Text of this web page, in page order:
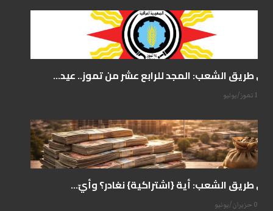
على طريق الشعب: المجد للرابع عشر من تموز.. عيد...
14 تموز/يوليو
على طريق الشعب: أية {اشتراكية} نغادر؟ وأيّ...
07 حزيران/يونيو